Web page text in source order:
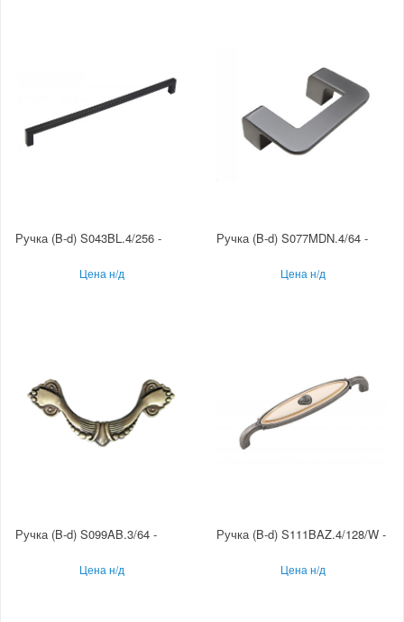
Ручка (B-d) S043BL.4/256 -
Цена н/д
Ручка (B-d) S077MDN.4/64 -
Цена н/д
Ручка (B-d) S099AB.3/64 -
Цена н/д
Ручка (B-d) S111BAZ.4/128/W -
Цена н/д